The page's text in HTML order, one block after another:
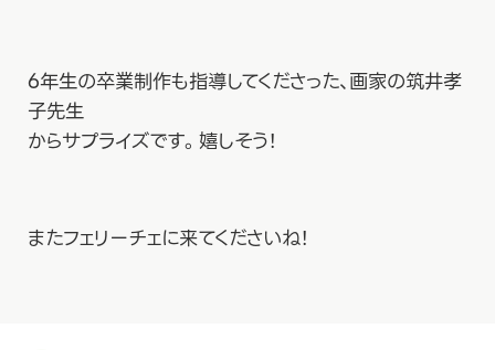
6年生の卒業制作も指導してくださった、画家の筑井孝
子先生
からサプライズです。嬉しそう！
またフェリーチェに来てくださいね！